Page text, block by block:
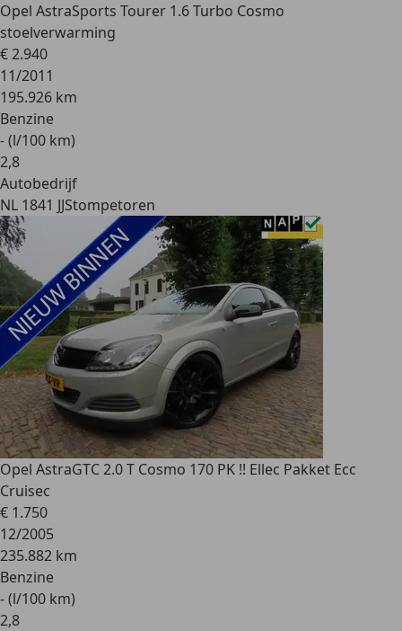
Opel AstraSports Tourer 1.6 Turbo Cosmo
stoelverwarming
€ 2.940
11/2011
195.926 km
Benzine
- (l/100 km)
2,8
Autobedrijf
NL 1841 JJStompetoren
Opel AstraGTC 2.0 T Cosmo 170 PK !! Ellec Pakket Ecc
Cruisec
€ 1.750
12/2005
235.882 km
Benzine
- (l/100 km)
2,8